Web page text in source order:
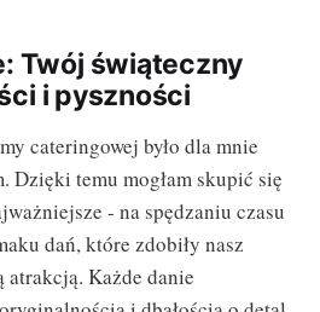
Twój świąteczny
i pyszności
cateringowej było dla mnie
Dzięki temu mogłam skupić się
- na spędzaniu czasu
dań, które zdobiły nasz
atrakcją. Każde danie